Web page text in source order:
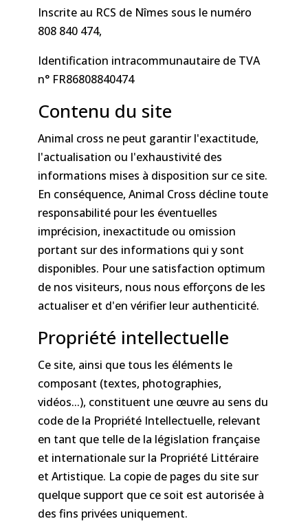
Inscrite au RCS de Nîmes sous le numéro
808 840 474,
Identification intracommunautaire de TVA
n° FR86808840474
Contenu du site
Animal cross ne peut garantir l'exactitude,
l'actualisation ou l'exhaustivité des
informations mises à disposition sur ce site.
En conséquence, Animal Cross décline toute
responsabilité pour les éventuelles
imprécision, inexactitude ou omission
portant sur des informations qui y sont
disponibles. Pour une satisfaction optimum
de nos visiteurs, nous nous efforçons de les
actualiser et d'en vérifier leur authenticité.
Propriété intellectuelle
Ce site, ainsi que tous les éléments le
composant (textes, photographies,
vidéos...), constituent une œuvre au sens du
code de la Propriété Intellectuelle, relevant
en tant que telle de la législation française
et internationale sur la Propriété Littéraire
et Artistique. La copie de pages du site sur
quelque support que ce soit est autorisée à
des fins privées uniquement.